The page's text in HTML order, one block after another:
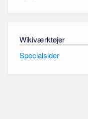
Wikiværktøjer
Specialsider